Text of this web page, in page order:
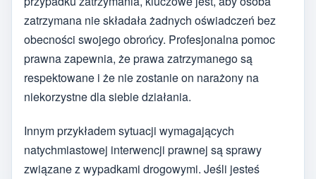
zatrzymana nie składała żadnych oświadczeń bez
obecności swojego obrońcy. Profesjonalna pomoc
prawna zapewnia, że prawa zatrzymanego są
respektowane i że nie zostanie on narażony na
niekorzystne dla siebie działania.
Innym przykładem sytuacji wymagających
natychmiastowej interwencji prawnej są sprawy
związane z wypadkami drogowymi. Jeśli jesteś